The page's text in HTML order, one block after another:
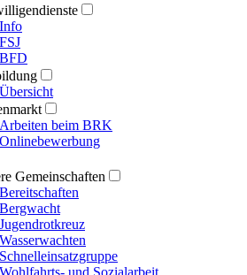
Info
FSJ
BFD
Übersicht
Arbeiten beim BRK
Onlinebewerbung
Gemeinschaften
Bereitschaften
Bergwacht
Jugendrotkreuz
Wasserwachten
Schnelleinsatzgruppe
Wohlfahrts- und Sozialarbeit